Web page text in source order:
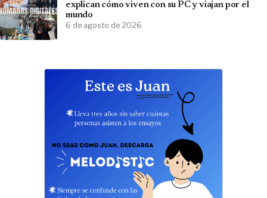
explican cómo viven con su PC y viajan por el
mundo
6 de agosto de 2026